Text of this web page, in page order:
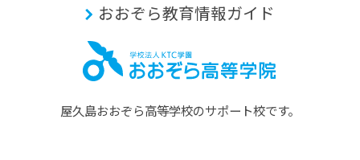
おおぞら教育情報ガイド
屋久島おおぞら⾼等学校のサポート校です。